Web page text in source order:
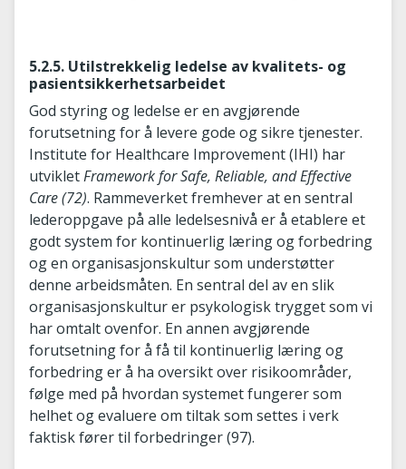
5.2.5. Utilstrekkelig ledelse av kvalitets- og
pasientsikkerhetsarbeidet
God styring og ledelse er en avgjørende
forutsetning for å levere gode og sikre tjenester.
Institute for Healthcare Improvement (IHI) har
utvikletFramework for Safe, Reliable, and Effective
Care(72). Rammeverket fremhever at en sentral
lederoppgave på alle ledelsesnivå er å etablere et
godt system for kontinuerlig læring og forbedring
og en organisasjonskultur som understøtter
denne arbeidsmåten. En sentral del av en slik
organisasjonskultur er psykologisk trygget som vi
har omtalt ovenfor. En annen avgjørende
forutsetning for å få til kontinuerlig læring og
forbedring er å ha oversikt over risikoområder,
følge med på hvordan systemet fungerer som
helhet og evaluere om tiltak som settes i verk
faktisk fører til forbedringer (97).